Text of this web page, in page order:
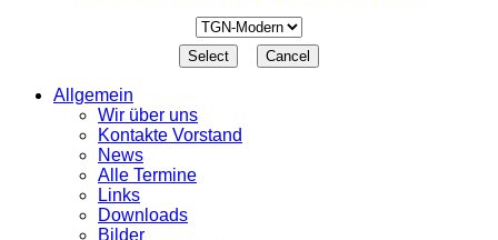
Allgemein
Wir über uns
Kontakte Vorstand
News
Alle Termine
Links
Downloads
Bilder